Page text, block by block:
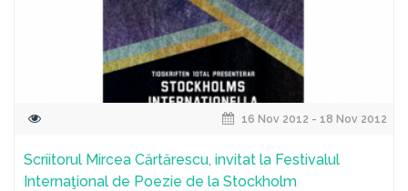
16 Nov 2012 - 18 Nov 2012
Scriitorul Mircea Cărtărescu, invitat la Festivalul
Internaţional de Poezie de la Stockholm